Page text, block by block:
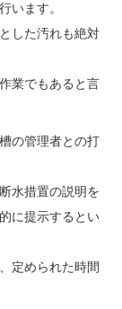
います。
した汚れも絶対
業でもあると言
の管理者との打
水措置の説明を
に提示するとい
定められた時間